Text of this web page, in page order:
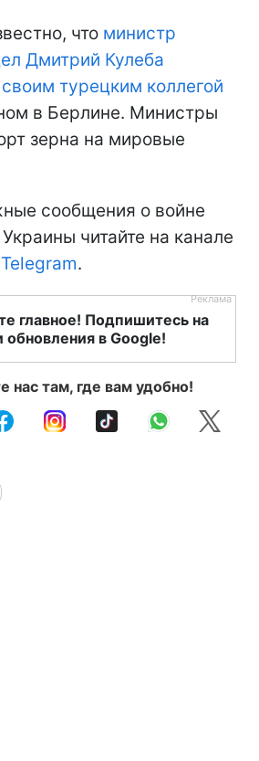
что министр
Дмитрий Кулеба
турецким коллегой
в Берлине. Министры
зерна на мировые
сообщения о войне
читайте на канале
.
главное! Подпишитесь на
обновления в Google!
нас там, где вам удобно!